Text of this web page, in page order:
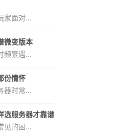
家面对...
微变版本
频繁遇...
份情怀
器时常...
选服务器才靠谱
见的困...